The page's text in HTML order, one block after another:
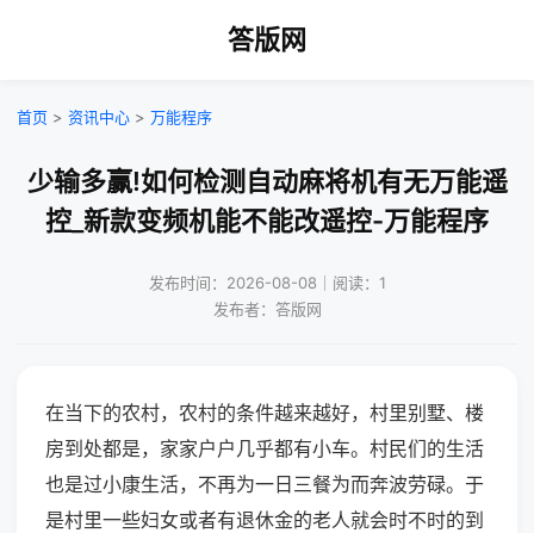
答版网
首页 > 资讯中心 > 万能程序
少输多赢!如何检测自动麻将机有无万能遥
控_新款变频机能不能改遥控-万能程序
发布时间：2026-08-08｜阅读：1
发布者：答版网
在当下的农村，农村的条件越来越好，村里别墅、楼
房到处都是，家家户户几乎都有小车。村民们的生活
也是过小康生活，不再为一日三餐为而奔波劳碌。于
是村里一些妇女或者有退休金的老人就会时不时的到